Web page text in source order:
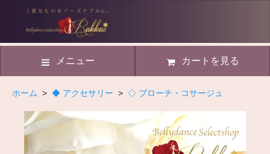
メニュー カートを見る
ホーム > ◆ アクセサリー > ◇ ブローチ・コサージュ